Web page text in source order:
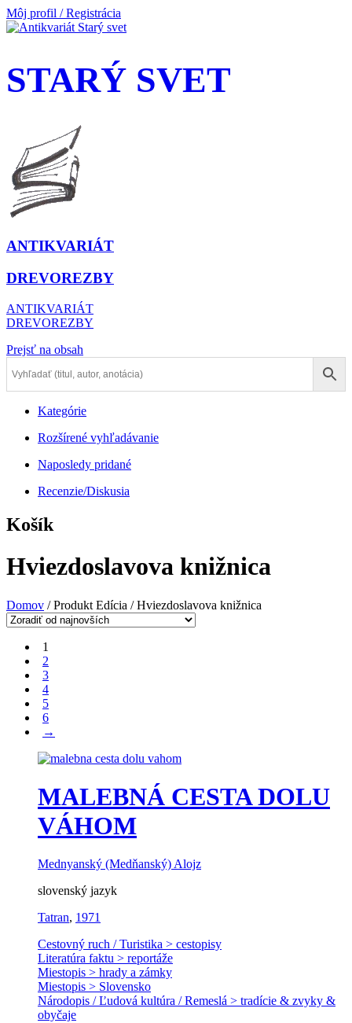
Môj profil / Registrácia
STARÝ SVET
ANTIKVARIÁT
DREVOREZBY
ANTIKVARIÁT
DREVOREZBY
Prejsť na obsah
Kategórie
Rozšírené vyhľadávanie
Naposledy pridané
Recenzie/Diskusia
Košík
Hviezdoslavova knižnica
Domov / Produkt Edícia / Hviezdoslavova knižnica
1
2
3
4
5
6
→
MALEBNÁ CESTA DOLU
VÁHOM
Mednyanský (Medňanský) Alojz
slovenský jazyk
Tatran, 1971
Cestovný ruch / Turistika > cestopisy
Literatúra faktu > reportáže
Miestopis > hrady a zámky
Miestopis > Slovensko
Národopis / Ľudová kultúra / Remeslá > tradície & zvyky &
obyčaje